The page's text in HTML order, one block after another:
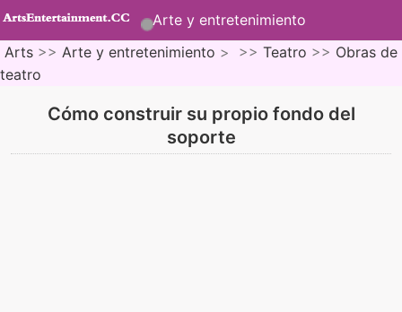
Arte y entretenimiento
Arts >> Arte y entretenimiento > >> Teatro >> Obras de
teatro
Cómo construir su propio fondo del
soporte